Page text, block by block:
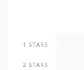
1 STARS
2 STARS